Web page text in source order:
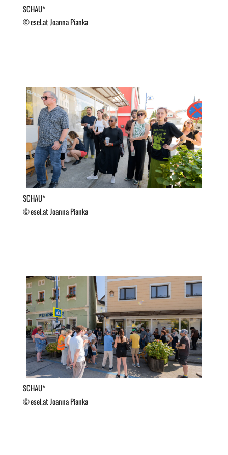
SCHAU*
esel.at Joanna Pianka
SCHAU*
esel.at Joanna Pianka
SCHAU*
esel.at Joanna Pianka